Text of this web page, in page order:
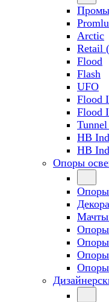
Arctic
Retail
Flood
Flash
UFO
Flood
Flood
HB
HB
Опоры
Мачты